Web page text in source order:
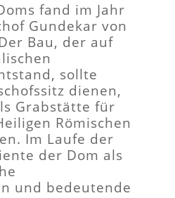
fand im Jahr
Gundekar von
Bau, der auf
sollte
dienen,
Grabstätte für
Römischen
Im Laufe der
der Dom als
und bedeutende